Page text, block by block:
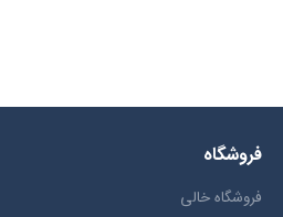
فروشگاه
فروشگاه خالی